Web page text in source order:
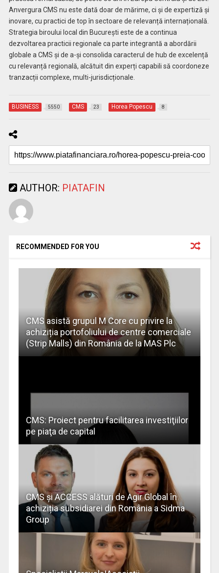
Anvergura CMS nu este dată doar de mărime, ci și de expertiză și
inovare, cu practici de top în sectoare de relevanță internațională.
Strategia biroului local din București este de a continua
dezvoltarea practicii regionale ca parte integrantă a abordării
globale a CMS și de a-și consolida caracterul de hub de excelență
cu relevanță regională, alcătuit din experți capabili să coordoneze
tranzacții complexe, multi-jurisdicționale.
BUSINESS 5550 CMS 23 Horea Popescu 8
AUTHOR: PIATAFIN
RECOMMENDED FOR YOU
CMS asistă grupul M Core cu privire la
achiziția portofoliului de centre comerciale
(Strip Malls) din România de la MAS Plc
CMS: Proiect pentru facilitarea investiţiilor
pe piaţa de capital
CMS și ACCESS alături de Agir Global în
achiziția subsidiarei din România a Sidma
Group